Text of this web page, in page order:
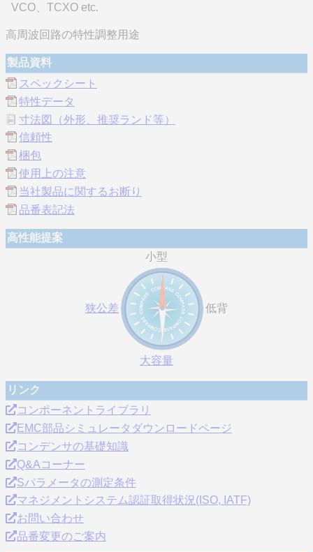
VCO、TCXO etc.
高周波回路の特性調整用途
製品資料
スペックシート
特性データ
寸法図（外形、推奨ランド等）
信頼性
梱包
使用上の注意
当社製品に関するお断り
品番表記法
高性能提案
小型
狭公差 低背
大容量
リンク
コンポーネントライブラリ
EMC部品シミュレータダウンロードページ
コンデンサの基礎知識
Q&Aコーナー
Sパラメータの測定条件
マネジメントシステム認証取得状況(ISO, IATF)
お問い合わせ
品番変更のご案内